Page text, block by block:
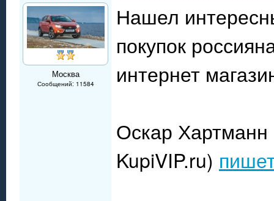
Москва
Сообщений: 11584
Нашел
покупок
интернет
Оскар Хартманн
KupiVIP.ru)